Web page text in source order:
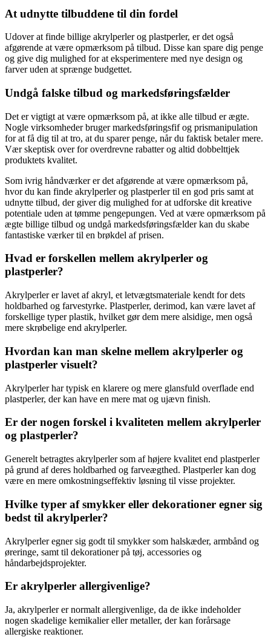
At udnytte tilbuddene til din fordel
Udover at finde billige akrylperler og plastperler, er det også
afgørende at være opmærksom på tilbud. Disse kan spare dig penge
og give dig mulighed for at eksperimentere med nye design og
farver uden at sprænge budgettet.
Undgå falske tilbud og markedsføringsfælder
Det er vigtigt at være opmærksom på, at ikke alle tilbud er ægte.
Nogle virksomheder bruger markedsføringsfif og prismanipulation
for at få dig til at tro, at du sparer penge, når du faktisk betaler mere.
Vær skeptisk over for overdrevne rabatter og altid dobbelttjek
produktets kvalitet.
Som ivrig håndværker er det afgørende at være opmærksom på,
hvor du kan finde akrylperler og plastperler til en god pris samt at
udnytte tilbud, der giver dig mulighed for at udforske dit kreative
potentiale uden at tømme pengepungen. Ved at være opmærksom på
ægte billige tilbud og undgå markedsføringsfælder kan du skabe
fantastiske værker til en brøkdel af prisen.
Hvad er forskellen mellem akrylperler og
plastperler?
Akrylperler er lavet af akryl, et letvægtsmateriale kendt for dets
holdbarhed og farvestyrke. Plastperler, derimod, kan være lavet af
forskellige typer plastik, hvilket gør dem mere alsidige, men også
mere skrøbelige end akrylperler.
Hvordan kan man skelne mellem akrylperler og
plastperler visuelt?
Akrylperler har typisk en klarere og mere glansfuld overflade end
plastperler, der kan have en mere mat og ujævn finish.
Er der nogen forskel i kvaliteten mellem akrylperler
og plastperler?
Generelt betragtes akrylperler som af højere kvalitet end plastperler
på grund af deres holdbarhed og farveægthed. Plastperler kan dog
være en mere omkostningseffektiv løsning til visse projekter.
Hvilke typer af smykker eller dekorationer egner sig
bedst til akrylperler?
Akrylperler egner sig godt til smykker som halskæder, armbånd og
øreringe, samt til dekorationer på tøj, accessories og
håndarbejdsprojekter.
Er akrylperler allergivenlige?
Ja, akrylperler er normalt allergivenlige, da de ikke indeholder
nogen skadelige kemikalier eller metaller, der kan forårsage
allergiske reaktioner.